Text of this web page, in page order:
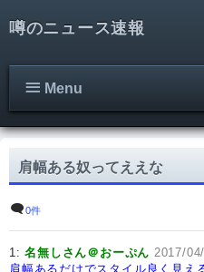
噂のニュース速報
Menu
肩幅ある奴ってええな
0件
1:名無しさん＠おーぷん 2017/
肩幅あるだけでスタイル良く見え